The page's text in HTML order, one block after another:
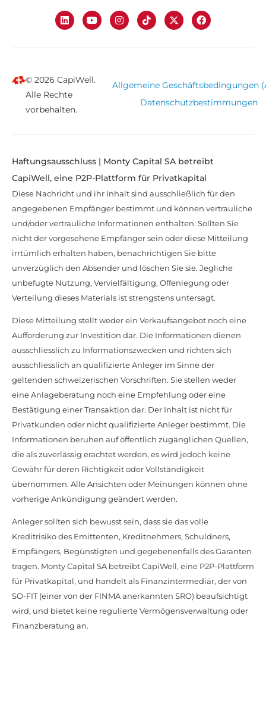
© 2026 CapiWell.
Alle Rechte
vorbehalten.
Allgemeine Geschäftsbedingungen
Datenschutzbestimmungen
Haftungsausschluss | Monty Capital SA betreibt
CapiWell, eine P2P-Plattform für Privatkapital
Diese Nachricht und ihr Inhalt sind ausschließlich für den
angegebenen Empfänger bestimmt und können vertrauliche
und/oder vertrauliche Informationen enthalten. Sollten Sie
nicht der vorgesehene Empfänger sein oder diese Mitteilung
irrtümlich erhalten haben, benachrichtigen Sie bitte
unverzüglich den Absender und löschen Sie sie. Jegliche
unbefugte Nutzung, Vervielfältigung, Offenlegung oder
Verteilung dieses Materials ist strengstens untersagt.
Diese Mitteilung stellt weder ein Verkaufsangebot noch eine
Aufforderung zur Investition dar. Die Informationen dienen
ausschliesslich zu Informationszwecken und richten sich
ausschliesslich an qualifizierte Anleger im Sinne der
geltenden schweizerischen Vorschriften. Sie stellen weder
eine Anlageberatung noch eine Empfehlung oder eine
Bestätigung einer Transaktion dar. Der Inhalt ist nicht für
Privatkunden oder nicht qualifizierte Anleger bestimmt. Die
Informationen beruhen auf öffentlich zugänglichen Quellen,
die als zuverlässig erachtet werden, es wird jedoch keine
Gewähr für deren Richtigkeit oder Vollständigkeit
übernommen. Alle Ansichten oder Meinungen können ohne
vorherige Ankündigung geändert werden.
Anleger sollten sich bewusst sein, dass sie das volle
Kreditrisiko des Emittenten, Kreditnehmers, Schuldners,
Empfängers, Begünstigten und gegebenenfalls des Garanten
tragen. Monty Capital SA betreibt CapiWell, eine P2P-Plattform
für Privatkapital, und handelt als Finanzintermediär, der von
SO-FIT (einer von der FINMA anerkannten SRO) beaufsichtigt
wird, und bietet keine regulierte Vermögensverwaltung oder
Finanzberatung an.